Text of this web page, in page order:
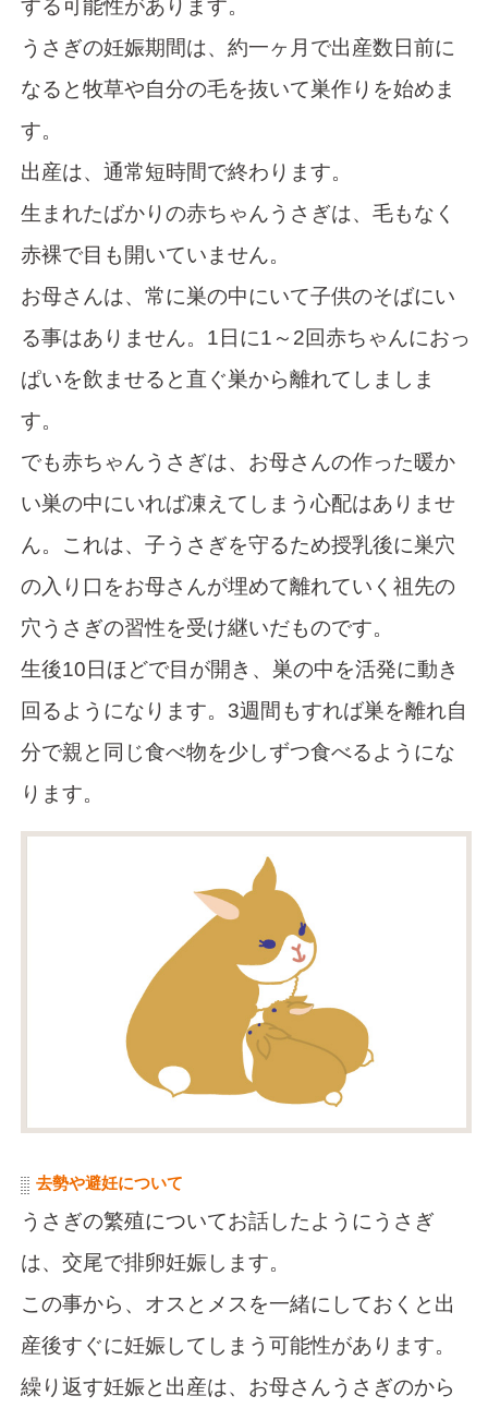
する可能性があります。
うさぎの妊娠期間は、約一ヶ月で出産数日前に
なると牧草や自分の毛を抜いて巣作りを始めま
す。
出産は、通常短時間で終わります。
生まれたばかりの赤ちゃんうさぎは、毛もなく
赤裸で目も開いていません。
お母さんは、常に巣の中にいて子供のそばにい
る事はありません。1日に1～2回赤ちゃんにおっ
ぱいを飲ませると直ぐ巣から離れてしましま
す。
でも赤ちゃんうさぎは、お母さんの作った暖か
い巣の中にいれば凍えてしまう心配はありませ
ん。これは、子うさぎを守るため授乳後に巣穴
の入り口をお母さんが埋めて離れていく祖先の
穴うさぎの習性を受け継いだものです。
生後10日ほどで目が開き、巣の中を活発に動き
回るようになります。3週間もすれば巣を離れ自
分で親と同じ食べ物を少しずつ食べるようにな
ります。
去勢や避妊について
うさぎの繁殖についてお話したようにうさぎ
は、交尾で排卵妊娠します。
この事から、オスとメスを一緒にしておくと出
産後すぐに妊娠してしまう可能性があります。
繰り返す妊娠と出産は、お母さんうさぎのから